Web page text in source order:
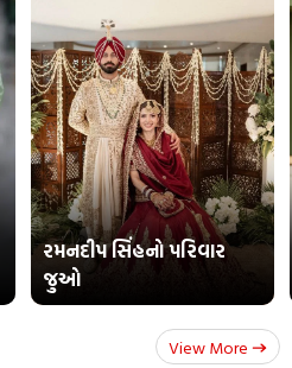
રમનદીપ સિંહનો પરિવાર
જુઓ
View More